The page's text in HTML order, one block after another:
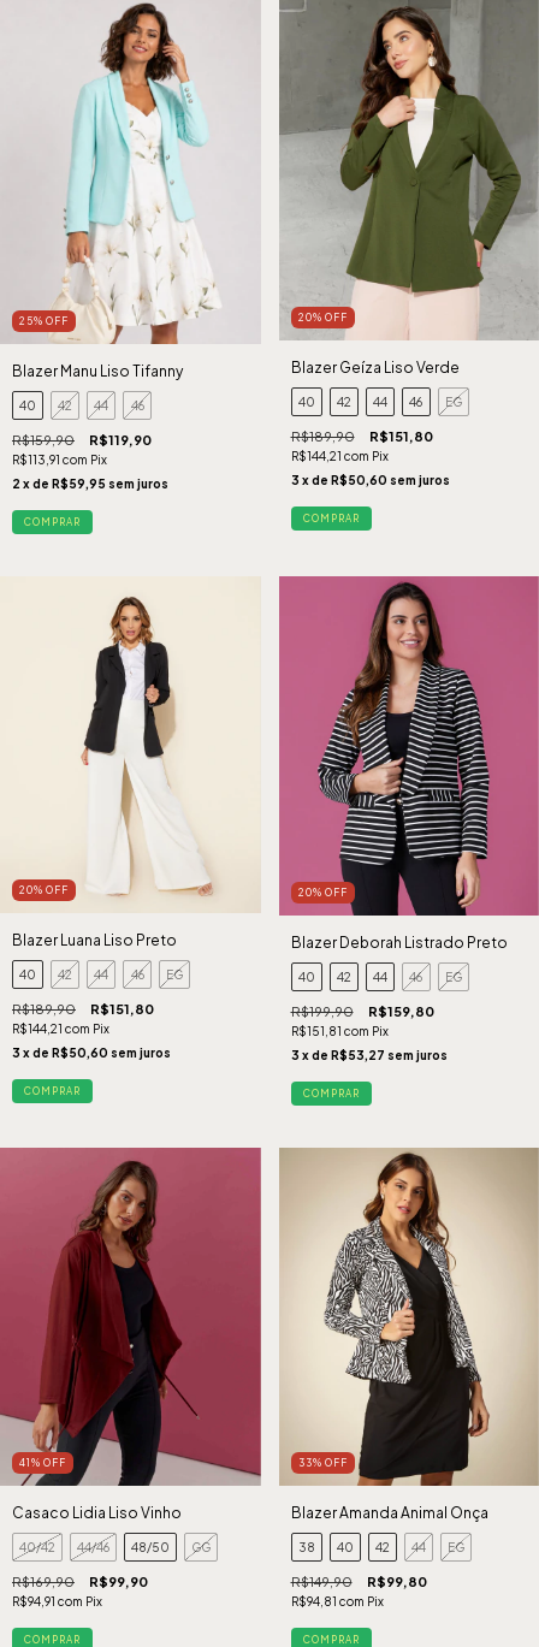
25% OFF
Blazer Manu Liso Tifanny
40 42 44 46
R$159,90 R$119,90
R$113,91 com Pix
2 x de R$59,95 sem juros
COMPRAR
20% OFF
Blazer Geíza Liso Verde
40 42 44 46 EG
R$189,90 R$151,80
R$144,21 com Pix
3 x de R$50,60 sem juros
COMPRAR
20% OFF
Blazer Luana Liso Preto
40 42 44 46 EG
R$189,90 R$151,80
R$144,21 com Pix
3 x de R$50,60 sem juros
COMPRAR
20% OFF
Blazer Deborah Listrado Preto
40 42 44 46 EG
R$199,90 R$159,80
R$151,81 com Pix
3 x de R$53,27 sem juros
COMPRAR
41 % OFF
Casaco Lidia Liso Vinho
40/42 44/46 48/50 GG
R$169,90 R$99,90
R$94,91 com Pix
COMPRAR
33% OFF
Blazer Amanda Animal Onça
38 40 42 44 EG
R$149,90 R$99,80
R$94,81 com Pix
COMPRAR